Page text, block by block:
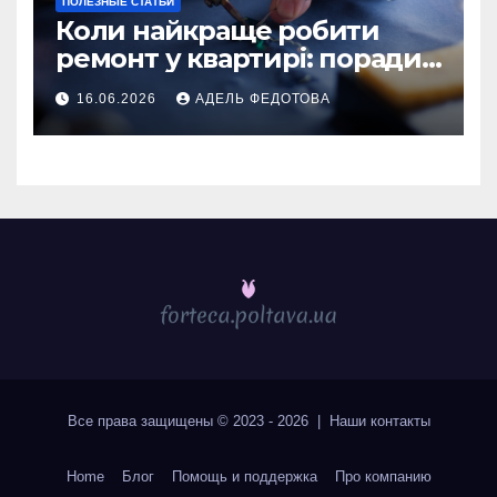
Коли найкраще робити
ремонт у квартирі: поради
та особливості 2026
16.06.2026 АДЕЛЬ ФЕДОТОВА
Все права защищены © 2023 - 2026 | Наши контакты
Home Блог Помощь и поддержка Про компанию